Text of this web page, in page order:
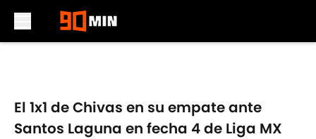
El 1x1 de Chivas en su empate ante
Santos Laguna en fecha 4 de Liga MX